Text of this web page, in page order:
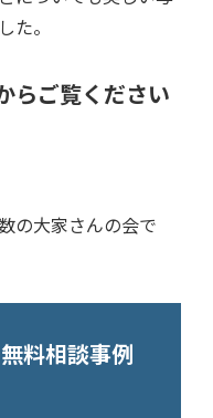
た。
らご覧ください
の大家さんの会で
料相談事例